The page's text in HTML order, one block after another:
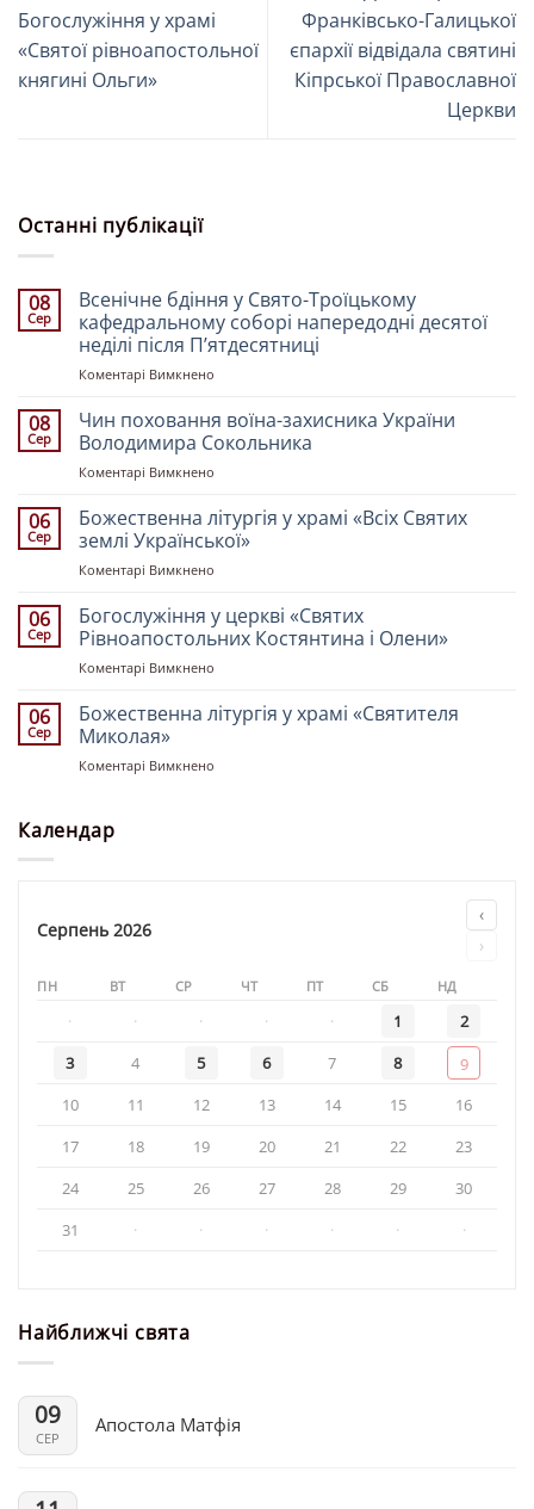
Богослужіння у храмі
«Святої рівноапостольної
княгині Ольги»
Франківсько-Галицької
єпархії відвідала святині
Кіпрської Православної
Церкви
Останні публікації
08
Сер
Всенічне бдіння у Свято-Троїцькому
кафедральному соборі напередодні десятої
неділі після Пʼятдесятниці
Коментарі Вимкнено
бдіння
у
Свято-
соборі
напередодні
Пʼятдесятниці
08
Сер
Чин поховання воїна-захисника України
Володимира Сокольника
Коментарі Вимкнено
поховання
воїна-
захисника
Сокольника
06
Сер
Божественна літургія у храмі «Всіх Святих
землі Української»
Коментарі Вимкнено
літургія
у
храмі
землі
Української»
06
Сер
Богослужіння у церкві «Святих
Рівноапостольних Костянтина і Олени»
Коментарі Вимкнено
у
церкві
06
Сер
Божественна літургія у храмі «Святителя
Миколая»
Коментарі Вимкнено
Календар
Серпень 2026
‹
›
ПН ВТ СР ЧТ ПТ СБ НД
· · · · · 1
2
3
4 5 6 7 8
9
10
11 12 13 14 15
16
17
18 19 20 21 22
23
24
25 26 27 28 29
30
31
· · · · · ·
Найближчі свята
09
СЕР
Апостола Матфія